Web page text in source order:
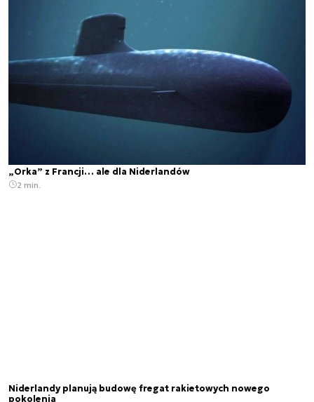
„Orka” z Francji… ale dla Niderlandów
2 min.
Niderlandy planują budowę fregat rakietowych nowego
pokolenia